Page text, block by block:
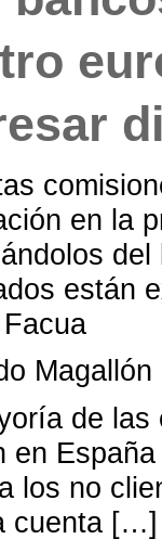
en la
están
Magallón
de las
en
los no
cuenta […]